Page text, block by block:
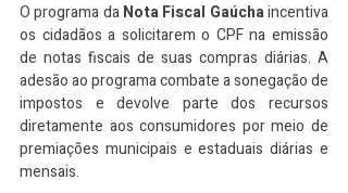
O programa da Nota Fiscal Gaúcha incentiva
os cidadãos a solicitarem o CPF na emissão
de notas fiscais de suas compras diárias. A
adesão ao programa combate a sonegação de
impostos e devolve parte dos recursos
diretamente aos consumidores por meio de
premiações municipais e estaduais diárias e
mensais.